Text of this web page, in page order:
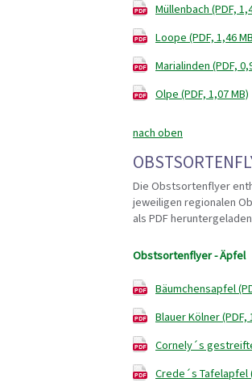
Müllenbach (PDF,
Loope (PDF, 1,46
Marialinden (PDF,
Olpe (PDF, 1,07 MB)
nach oben
Die Obstsortenflyer
jeweiligen regionalen
als PDF
Obstsortenflyer - Äpfel
Bäumchensapfel
Blauer Kölner (PDF,
Cornely´s
Crede´s Tafelapfel